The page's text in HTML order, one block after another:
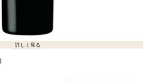
詳しく見る